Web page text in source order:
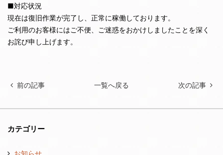
■対応状況
現在は復旧作業が完了し、正常に稼働しております。
ご利用のお客様にはご不便、ご迷惑をおかけしましたことを深く
お詫び申し上げます。
前の記事 一覧へ戻る 次の記事
カテゴリー
お知らせ